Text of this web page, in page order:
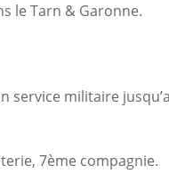
le Tarn & Garonne.
service militaire
7ème compagnie.